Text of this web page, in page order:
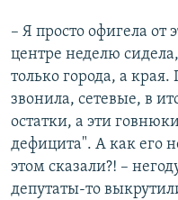
– Я просто офигела от
центре неделю
только города, а
звонила, сетевые, в
остатки, а эти
дефицита". А как его
этом сказали?! –
депутаты-то